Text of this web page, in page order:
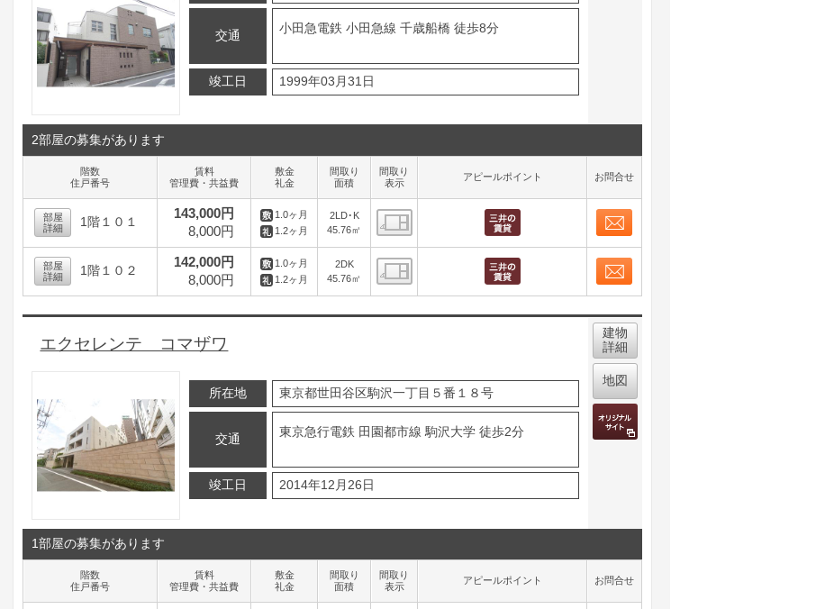
交通
小田急電鉄 小田急線 千歳船橋 徒歩8分
竣工日 1999年03月31日
2部屋の募集があります
階数
住戸番号
賃料
管理費・共益費
敷金
礼金
間取り
面積
間取り
表示
アピールポイント お問合せ
部屋
詳細
1階１０１
143,000円
8,000円
1.0ヶ月
1.2ヶ月
2LD･K
45.76㎡
間取り表示
部屋
詳細
1階１０２
142,000円
8,000円
1.0ヶ月
1.2ヶ月
2DK
45.76㎡
間取り表示
エクセレンテ コマザワ
所在地 東京都世田谷区駒沢一丁目５番１８号
交通
東京急行電鉄 田園都市線 駒沢大学 徒歩2分
竣工日 2014年12月26日
建物
詳細
地図
1部屋の募集があります
階数
住戸番号
賃料
管理費・共益費
敷金
礼金
間取り
面積
間取り
表示
アピールポイント お問合せ